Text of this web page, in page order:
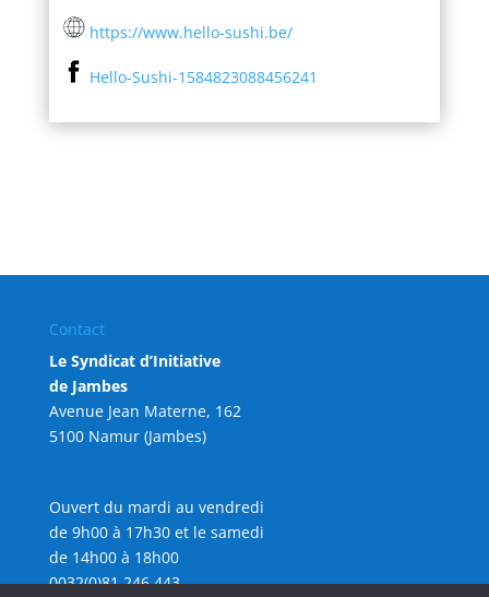
https://www.hello-sushi.be/
Hello-Sushi-1584823088456241
Contact
Le Syndicat d’Initiative
de Jambes
Avenue Jean Materne, 162
5100 Namur (Jambes)
Ouvert du mardi au vendredi
de 9h00 à 17h30 et le samedi
de 14h00 à 18h00
0032(0)81 246 443